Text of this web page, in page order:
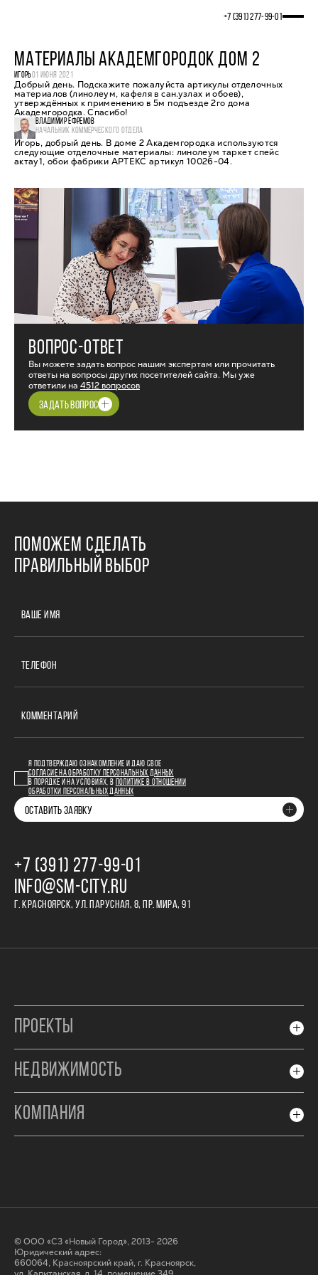
+7 (391) 277‒99‒01
МАТЕРИАЛЫ АКАДЕМГОРОДОК ДОМ 2
ИГОРЬ01 ИЮНЯ 2021
Добрый день. Подскажите пожалуйста артикулы отделочных
материалов (линолеум, кафеля в сан.узлах и обоев),
утверждённых к применению в 5м подъезде 2го дома
Академгородка. Спасибо!
ВЛАДИМИР ЕФРЕМОВ
НАЧАЛЬНИК КОММЕРЧЕСКОГО ОТДЕЛА
Игорь, добрый день. В доме 2 Академгородка используются
следующие отделочные материалы: линолеум таркет спейс
актау1, обои фабрики АРТЕКС артикул 10026-04.
ВОПРОС-ОТВЕТ
Вы можете задать вопрос нашим экспертам или прочитать
ответы на вопросы других посетителей сайта. Мы уже
ответили на 4512 вопросов
ЗАДАТЬ ВОПРОС
ПОМОЖЕМ СДЕЛАТЬ
ПРАВИЛЬНЫЙ ВЫБОР
ВАШЕ ИМЯ
ТЕЛЕФОН
КОММЕНТАРИЙ
Я ПОДТВЕРЖДАЮ ОЗНАКОМЛЕНИЕ И ДАЮ СВОЕ
СОГЛАСИЕ НА ОБРАБОТКУ ПЕРСОНАЛЬНЫХ ДАННЫХ
В ПОРЯДКЕ И НА УСЛОВИЯХ, В
ПОЛИТИКЕ В ОТНОШЕНИИ
ОБРАБОТКИ ПЕРСОНАЛЬНЫХ ДАННЫХ
ОСТАВИТЬ ЗАЯВКУ
+7 (391) 277‒99‒01
INFO@SM-CITY.RU
Г. КРАСНОЯРСК, УЛ. ПАРУСНАЯ, 8, ПР. МИРА, 91
ПРОЕКТЫ
НЕДВИЖИМОСТЬ
КОМПАНИЯ
© ООО «СЗ «Новый Город», 2013- 2026
Юридический адрес:
660064, Красноярский край, г. Красноярск,